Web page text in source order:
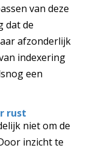
van deze
dat de
afzonderlijk
indexering
een
rust
niet om de
inzicht te